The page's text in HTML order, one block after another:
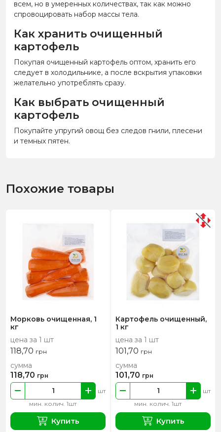
всем, но в умеренных количествах, так как можно
спровоцировать набор массы тела.
Как хранить очищенный
картофель
Покупая очищенный картофель оптом, хранить его
следует в холодильнике, а после вскрытия упаковки
желательно употреблять сразу.
Как выбрать очищенный
картофель
Покупайте упругий овощ без следов гнили, плесени
и темных пятен.
Похожие товары
Морковь очищенная, 1
кг
цена за 1 шт
118,70 грн
мин. колич. 1шт
шт
сумма
118,70 грн
Купить
Картофель очищенный,
1 кг
цена за 1 шт
101,70 грн
мин. колич. 1шт
шт
сумма
101,70 грн
Купить